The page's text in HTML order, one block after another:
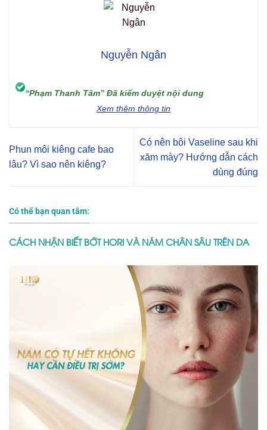
Nguyễn Ngân
“Phạm Thanh Tâm” Đã kiểm duyệt nội dung
Xem thêm thông tin
Phun môi kiêng cafe bao
lâu? Vì sao nên kiêng?
Có nên bôi Vaseline sau khi
xăm mày? Hướng dẫn cách
dùng đúng
Có thể bạn quan tâm:
CÁCH NHẬN BIẾT BỚT HORI VÀ NÁM CHÂN SÂU TRÊN DA